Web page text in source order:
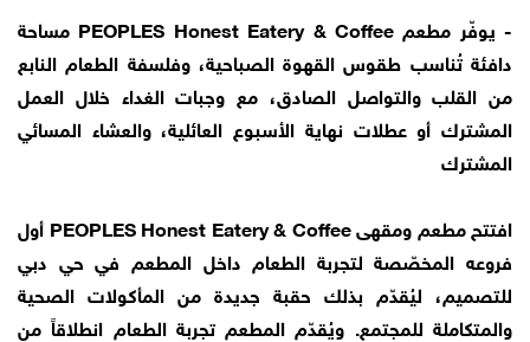
- يوفّر مطعم PEOPLES Honest Eatery & Coffee مساحة
دافئة تُناسب طقوس القهوة الصباحية، وفلسفة الطعام النابع
من القلب والتواصل الصادق، مع وجبات الغداء خلال العمل
المشترك أو عطلات نهاية الأسبوع العائلية، والعشاء المسائي
المشترك
افتتح مطعم ومقهى PEOPLES Honest Eatery & Coffee أول
فروعه المخصّصة لتجربة الطعام داخل المطعم في حي دبي
للتصميم، ليُقدّم بذلك حقبة جديدة من المأكولات الصحية
والمتكاملة للمجتمع. ويُقدّم المطعم تجربة الطعام انطلاقاً من